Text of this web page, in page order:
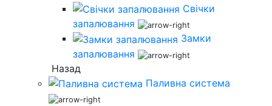
Свічки
запалювання
Замки
запалювання
Назад
Паливна система